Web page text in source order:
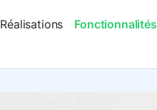
Réalisations Fonctionnalités